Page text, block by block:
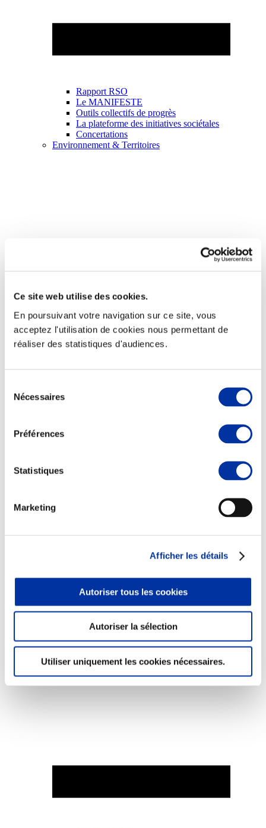
Ce site web utilise des cookies.
En poursuivant votre navigation sur ce site, vous
acceptez l'utilisation de cookies nous permettant de
réaliser des statistiques d'audiences.
Nécessaires
Préférences
Statistiques
Marketing
Afficher les détails
Autoriser tous les cookies
Autoriser la sélection
Utiliser uniquement les cookies nécessaires.
Rapport RSO
Le MANIFESTE
Outils collectifs de progrès
La plateforme des initiatives sociétales
Concertations
Environnement & Territoires
Viande et climat
Valorisation de l’herbe
Bien-être, Protection et Santé des animaux
Elevage
Transport – mise en marché
Partenaire Climat
Alimentation de qualité, raisonnée et durable